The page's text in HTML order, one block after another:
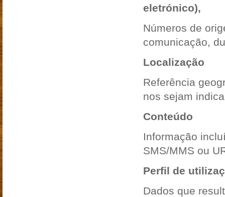
eletrónico),
Números de
comunicação,
Localização
Referência
nos sejam
Conteúdo
Informação
SMS/MMS ou
Perfil de
Dados que